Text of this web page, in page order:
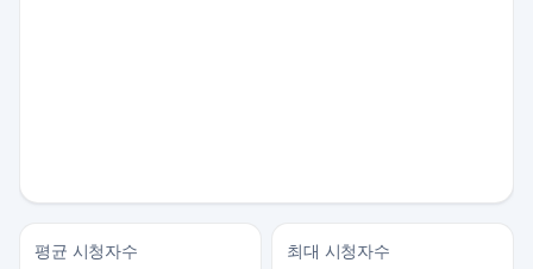
평균 시청자수 최대 시청자수